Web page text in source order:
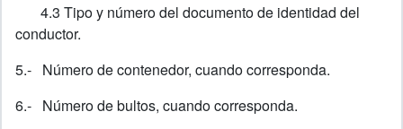
4.3 Tipo y número del documento de identidad del
conductor.
5.- Número de contenedor, cuando corresponda.
6.- Número de bultos, cuando corresponda.